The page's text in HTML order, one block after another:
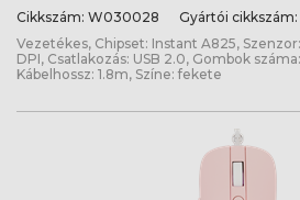
Cikkszám: W030028 Gyártói cikkszám:
Vezetékes, Chipset: Instant A825,
DPI, Csatlakozás: USB 2.0, Gombok
Kábelhossz: 1.8m, Színe: fekete